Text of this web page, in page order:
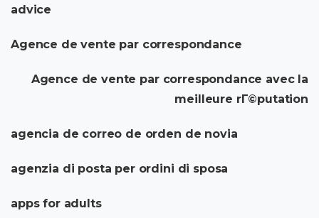
advice
Agence de vente par correspondance
Agence de vente par correspondance avec la
meilleure rГ©putation
agencia de correo de orden de novia
agenzia di posta per ordini di sposa
apps for adults